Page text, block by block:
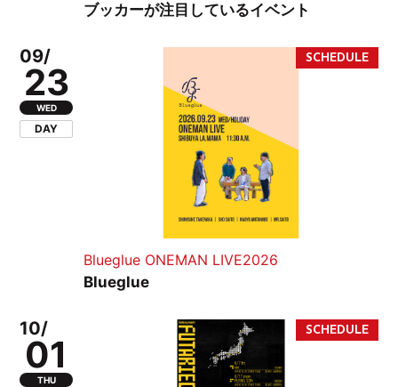
ブッカーが注目しているイベント
09/
23
WED
DAY
Blueglue ONEMAN LIVE2026
Blueglue
10/
01
THU